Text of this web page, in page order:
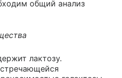
общий анализ
лактозу.